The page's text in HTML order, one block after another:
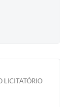
LICITATÓRIO